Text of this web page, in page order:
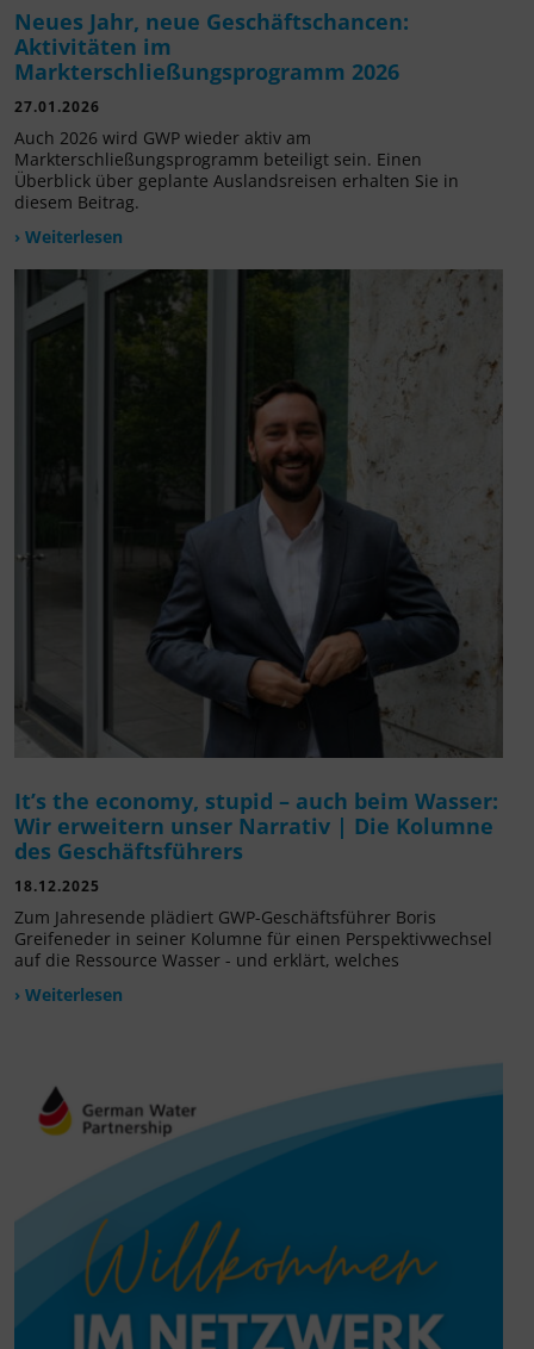
Neues Jahr, neue Geschäftschancen:
Aktivitäten im
Markterschließungsprogramm 2026
27.01.2026
Auch 2026 wird GWP wieder aktiv am
Markterschließungsprogramm beteiligt sein. Einen
Überblick über geplante Auslandsreisen erhalten Sie in
diesem Beitrag.
› Weiterlesen
It’s the economy, stupid – auch beim Wasser:
Wir erweitern unser Narrativ | Die Kolumne
des Geschäftsführers
18.12.2025
Zum Jahresende plädiert GWP-Geschäftsführer Boris
Greifeneder in seiner Kolumne für einen Perspektivwechsel
auf die Ressource Wasser - und erklärt, welches
› Weiterlesen